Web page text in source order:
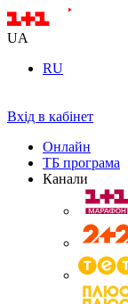
UA
RU
Вхід в кабінет
Онлайн
ТБ програма
Канали